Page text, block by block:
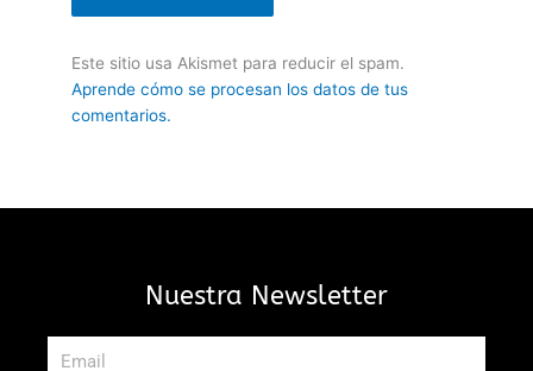
Este sitio usa Akismet para reducir el spam.
Aprende cómo se procesan los datos de tus
comentarios.
Nuestra Newsletter